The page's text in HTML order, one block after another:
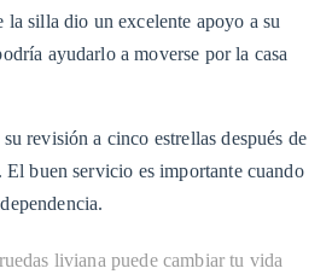
silla dio un excelente apoyo a su
ayudarlo a moverse por la casa
revisión a cinco estrellas después de
buen servicio es importante cuando
liviana puede cambiar tu vida